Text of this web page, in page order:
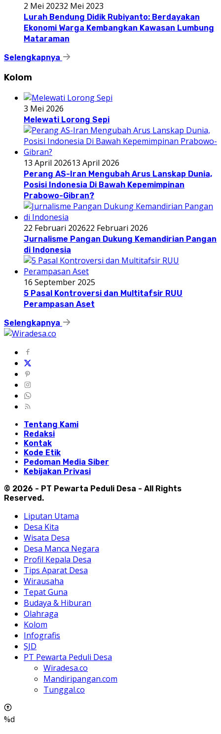
2 Mei 20232 Mei 2023
Lurah Bendung Didik Rubiyanto: Berdayakan
Ekonomi Warga Kembangkan Kawasan Lumbung
Mataraman
Selengkapnya
Kolom
3 Mei 2026
Melewati Lorong Sepi
13 April 202613 April 2026
Perang AS-Iran Mengubah Arus Lanskap Dunia,
Posisi Indonesia Di Bawah Kepemimpinan
Prabowo-Gibran?
22 Februari 202622 Februari 2026
Jurnalisme Pangan Dukung Kemandirian Pangan
di Indonesia
16 September 2025
5 Pasal Kontroversi dan Multitafsir RUU
Perampasan Aset
Selengkapnya
Tentang Kami
Redaksi
Kontak
Kode Etik
Pedoman Media Siber
Kebijakan Privasi
© 2026 - PT Pewarta Peduli Desa - All Rights
Reserved.
Liputan Utama
Desa Kita
Wisata Desa
Desa Manca Negara
Profil Kepala Desa
Tips Aparat Desa
Wirausaha
Tepat Guna
Budaya & Hiburan
Olahraga
Kolom
Infografis
SJD
PT Pewarta Peduli Desa
Wiradesa.co
Mandiripangan.com
Tunggal.co
%d